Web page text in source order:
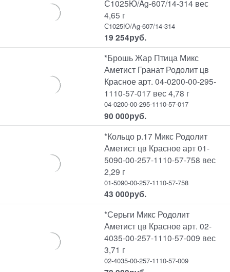
С1025Ю/Ag-607/14-314 вес
4,65 г
С1025Ю/Ag-607/14-314
19 254руб.
*Брошь Жар Птица Микс
Аметист Гранат Родолит цв
Красное арт. 04-0200-00-295-
1110-57-017 вес 4,78 г
04-0200-00-295-1110-57-017
90 000руб.
*Кольцо р.17 Микс Родолит
Аметист цв Красное арт 01-
5090-00-257-1110-57-758 вес
2,29 г
01-5090-00-257-1110-57-758
43 000руб.
*Серьги Микс Родолит
Аметист цв Красное арт. 02-
4035-00-257-1110-57-009 вес
3,71 г
02-4035-00-257-1110-57-009